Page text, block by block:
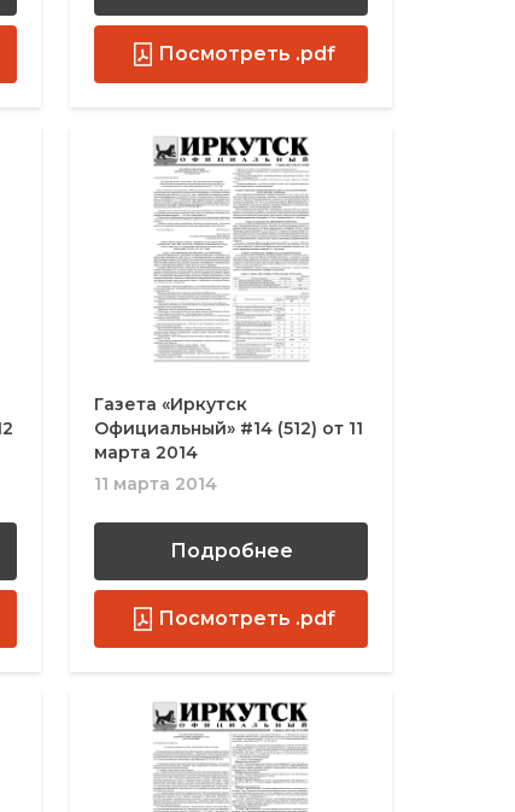
Посмотреть .pdf
Газета «Иркутск
Официальный» #14 (512) от 11
марта 2014
11 марта 2014
Подробнее
Посмотреть .pdf